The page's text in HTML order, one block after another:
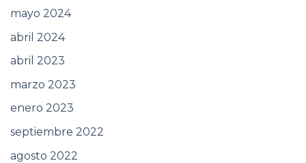
mayo 2024
abril 2024
abril 2023
marzo 2023
enero 2023
septiembre 2022
agosto 2022